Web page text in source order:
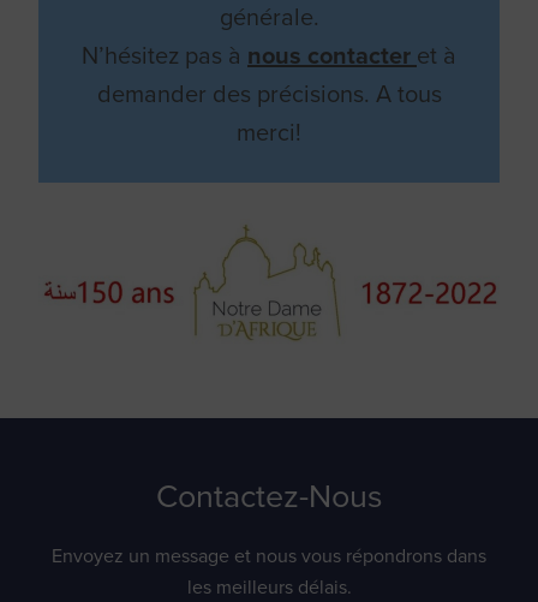
générale.
N’hésitez pas à nous contacter et à
demander des précisions. A tous
merci!
Contactez-Nous
Envoyez un message et nous vous répondrons dans
les meilleurs délais.